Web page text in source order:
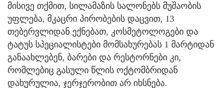
მისივე თქმით, სილამაზის სალონებს მუშაობის
უფლება, მკაცრი პირობების დაცვით, 13
თებერვლიდან ექნებათ, კოსმეტოლოგები და
ტატუს სპეციალისტები მომსახურებას 1 მარტიდან
განაახლებენ, ბარები და რესტორნები კი,
რომლებიც გასული წლის ოქტომბრიდან
დახურულია, ჯერჯერობით არ იხსნება.